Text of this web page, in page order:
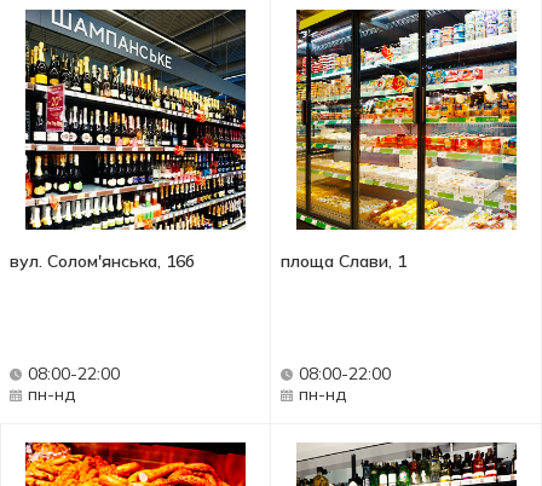
вул. Солом'янська, 16б
08:00-22:00
пн-нд
площа Слави, 1
08:00-22:00
пн-нд